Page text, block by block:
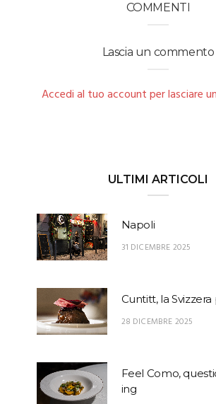
COMMENTI
Lascia un commento
Accedi al tuo account per lasciare
ULTIMI ARTICOLI
Napoli
31 DICEMBRE 2025
Cuntitt, la Svizzera
28 DICEMBRE 2025
Feel Como,
ing